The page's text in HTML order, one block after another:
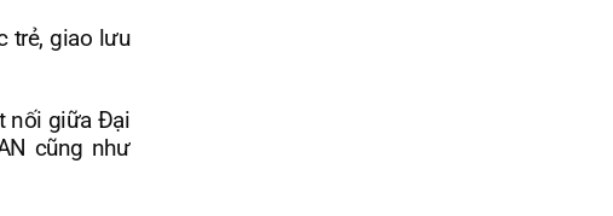
trẻ, giao lưu
nối giữa Đại
cũng như